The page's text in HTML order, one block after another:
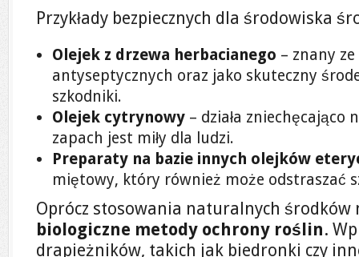
Przykłady bezpiecznych dla środowiska
Olejek z drzewa herbacianego – znany
antyseptycznych oraz jako skuteczny
szkodniki.
Olejek cytrynowy – działa zniechęcająco
zapach jest miły dla ludzi.
Preparaty na bazie innych olejków
miętowy, który również może odstraszać
Oprócz stosowania naturalnych środków
biologiczne metody ochrony roślin.
drapieżników, takich jak biedronki czy